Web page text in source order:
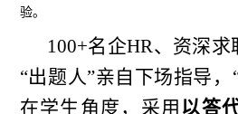
验。
100+名企HR、资深求
“出题人”亲自下场指导
在学生角度，采用 以答